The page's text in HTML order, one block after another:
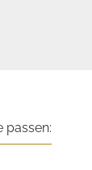
passen: